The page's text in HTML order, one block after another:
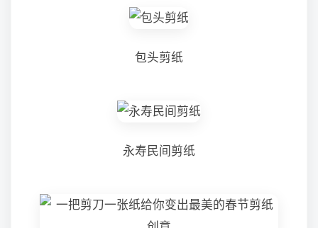
包头剪纸
永寿民间剪纸